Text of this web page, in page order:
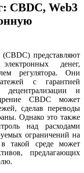
CBDC, Web3
представляют
денег,
регулятора. Они
с гарантией
и
CBDC может
сделав переводы
Однако это также
над расходами
ограничений на
такой среде может
предлагающих